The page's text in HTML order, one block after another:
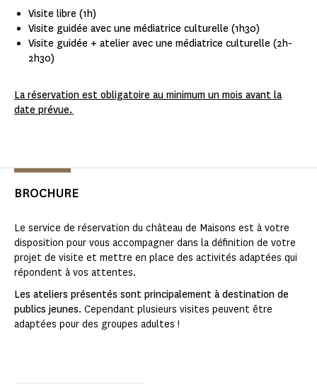
Visite libre (1h)
Visite guidée avec une médiatrice culturelle (1h30)
Visite guidée + atelier avec une médiatrice culturelle (2h-
2h30)
La réservation est obligatoire au minimum un mois avant la
date prévue.
BROCHURE
Le service de réservation du château de Maisons est à votre
disposition pour vous accompagner dans la définition de votre
projet de visite et mettre en place des activités adaptées qui
répondent à vos attentes.
Les ateliers présentés sont principalement à destination de
publics jeunes. Cependant plusieurs visites peuvent être
adaptées pour des groupes adultes !